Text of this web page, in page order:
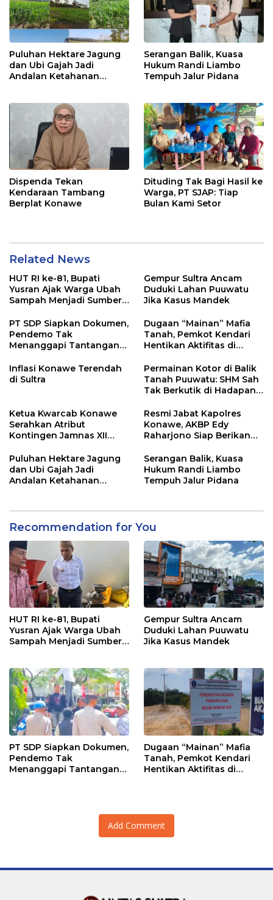
Puluhan Hektare Jagung
dan Ubi Gajah Jadi
Andalan Ketahanan
Serangan Balik, Kuasa
Hukum Randi Liambo
Tempuh Jalur Pidana
Dispenda Tekan
Kendaraan Tambang
Berplat Konawe
Dituding Tak Bagi Hasil ke
Warga, PT SJAP: Tiap
Bulan Kami Setor
Related News
HUT RI ke-81, Bupati
Yusran Ajak Warga Ubah
Sampah Menjadi Sumber
Gempur Sultra Ancam
Duduki Lahan Puuwatu
Jika Kasus Mandek
PT SDP Siapkan Dokumen,
Pendemo Tak
Menanggapi Tantangan
Dugaan “Mainan” Mafia
Tanah, Pemkot Kendari
Hentikan Aktifitas di
Inflasi Konawe Terendah
di Sultra
Permainan Kotor di Balik
Tanah Puuwatu: SHM Sah
Tak Berkutik di Hadapan
Ketua Kwarcab Konawe
Serahkan Atribut
Kontingen Jamnas XII
Resmi Jabat Kapolres
Konawe, AKBP Edy
Raharjono Siap Berikan
Puluhan Hektare Jagung
dan Ubi Gajah Jadi
Andalan Ketahanan
Serangan Balik, Kuasa
Hukum Randi Liambo
Tempuh Jalur Pidana
Recommendation for You
HUT RI ke-81, Bupati
Yusran Ajak Warga Ubah
Sampah Menjadi Sumber
Gempur Sultra Ancam
Duduki Lahan Puuwatu
Jika Kasus Mandek
PT SDP Siapkan Dokumen,
Pendemo Tak
Menanggapi Tantangan
Dugaan “Mainan” Mafia
Tanah, Pemkot Kendari
Hentikan Aktifitas di
Add Comment